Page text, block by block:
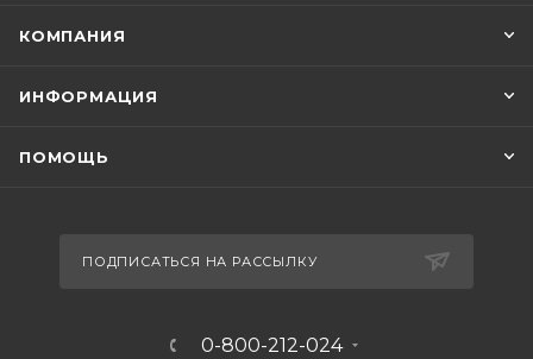
КОМПАНИЯ
ИНФОРМАЦИЯ
ПОМОЩЬ
ПОДПИСАТЬСЯ НА РАССЫЛКУ
0-800-212-024